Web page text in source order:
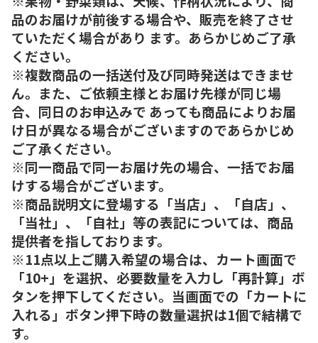
品のお届けが前後する場合や、販売を終了させ
ていただく場合があり ます。あらかじめご了承
ください。
※複数商品の一括送付及び同時発送はできませ
ん。また、ご依頼主様とお届け先様が同じ場
合、同日のお申込みで あっても商品によりお届
け日が異なる場合がございますのであらかじめ
ご了承ください。
※同一商品で同一お届け先の場合、一括でお届
けする場合がございます。
※商品説明文に登場する「当店」、「自店」、
「当社」、「自社」等の表記については、商品
提供者を指しております。
※11点以上ご購入希望の場合は、カート画面で
「10+」を選択、必要数量を入力し「再計算」ボ
タンを押下してください。当画面での「カートに
入れる」ボタン押下時の数量選択は1個で結構で
す。